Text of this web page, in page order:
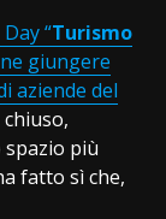
“Turismo
giungere
aziende del
più
fatto sì che,